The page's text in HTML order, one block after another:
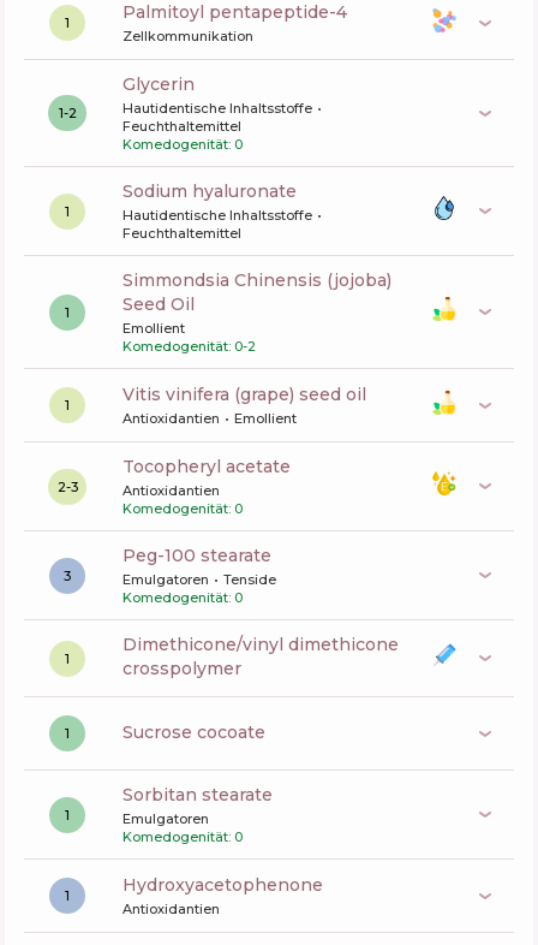
1 palmitoyl pentapeptide-4
Zellkommunikation
1-2
glycerin
Hautidentische Inhaltsstoffe
Feuchthaltemittel
Komedogenität: 0
1
sodium hyaluronate
Hautidentische Inhaltsstoffe
Feuchthaltemittel
1
Simmondsia Chinensis (jojoba)
Seed Oil
Emollient
Komedogenität: 0-2
1 vitis vinifera (grape) seed oil
Antioxidantien Emollient
2-3
tocopheryl acetate
Antioxidantien
Komedogenität: 0
3
peg-100 stearate
Emulgatoren
Tenside
Komedogenität: 0
1
dimethicone/vinyl dimethicone
crosspolymer
1 sucrose cocoate
1
sorbitan stearate
Emulgatoren
Komedogenität: 0
1 Hydroxyacetophenone
Antioxidantien